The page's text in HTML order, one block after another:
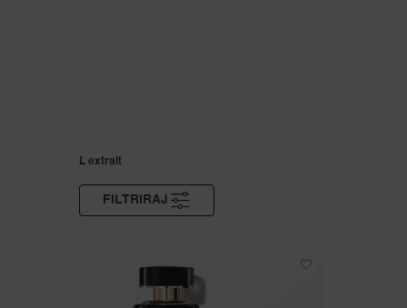
L extrait
FILTRIRAJ
IZBORNIK FILTERA